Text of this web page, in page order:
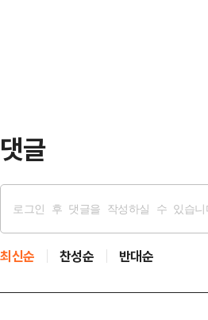
댓글
최신순 찬성순 반대순